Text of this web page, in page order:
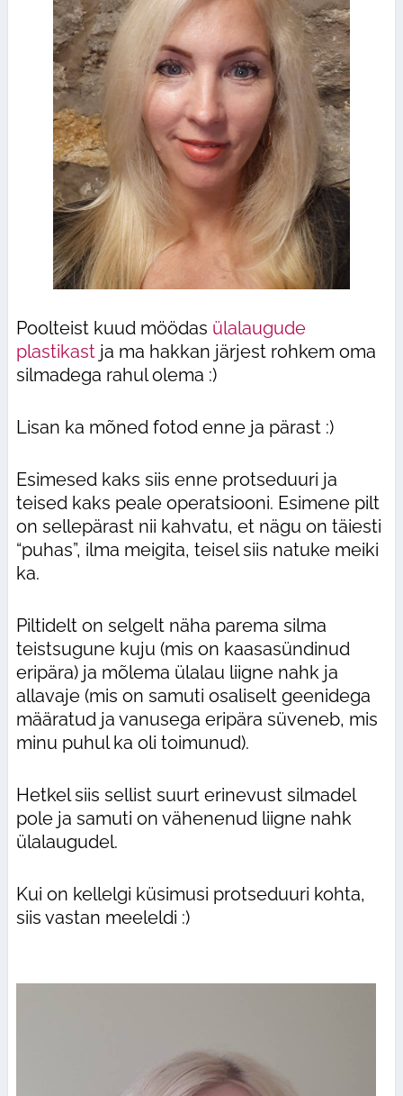
Poolteist kuud möödas ülalaugude
plastikastja ma hakkan järjest rohkem oma
silmadega rahul olema :)
Lisan ka mõned fotod enne ja pärast :)
Esimesed kaks siis enne protseduuri ja
teised kaks peale operatsiooni. Esimene pilt
on sellepärast nii kahvatu, et nägu on täiesti
“puhas”, ilma meigita, teisel siis natuke meiki
ka.
Piltidelt on selgelt näha parema silma
teistsugune kuju (mis on kaasasündinud
eripära) ja mõlema ülalau liigne nahk ja
allavaje (mis on samuti osaliselt geenidega
määratud ja vanusega eripära süveneb, mis
minu puhul ka oli toimunud).
Hetkel siis sellist suurt erinevust silmadel
pole ja samuti on vähenenud liigne nahk
ülalaugudel.
Kui on kellelgi küsimusi protseduuri kohta,
siis vastan meeleldi :)